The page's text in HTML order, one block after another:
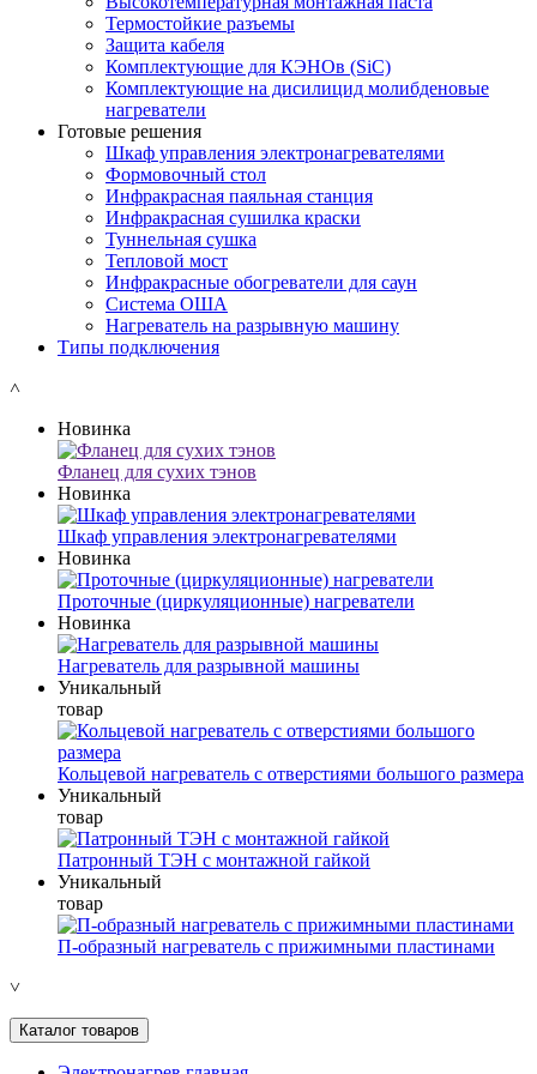
Термостойкие разъемы
Защита кабеля
Комплектующие для КЭНОв (SiC)
Комплектующие на дисилицид молибденовые
нагреватели
Готовые решения
Шкаф управления электронагревателями
Формовочный стол
Инфракрасная паяльная станция
Инфракрасная сушилка краски
Туннельная сушка
Тепловой мост
Инфракрасные обогреватели для саун
Система ОША
Нагреватель на разрывную машину
Типы подключения
˄
Новинка
Фланец для сухих тэнов
Новинка
Шкаф управления электронагревателями
Новинка
Проточные (циркуляционные) нагреватели
Новинка
Нагреватель для разрывной машины
Уникальный
товар
Кольцевой нагреватель с отверстиями большого размера
Уникальный
товар
Патронный ТЭН с монтажной гайкой
Уникальный
товар
П-образный нагреватель с прижимными пластинами
˅
Каталог товаров